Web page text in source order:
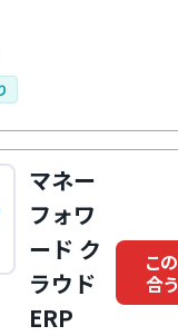
で、スムーズに一元管理
フローが効率化され、
、部門間の連携を強化
算し、コスト削減に貢
マネー
フォワ
ード ク
ラウド
ERP
こ
合